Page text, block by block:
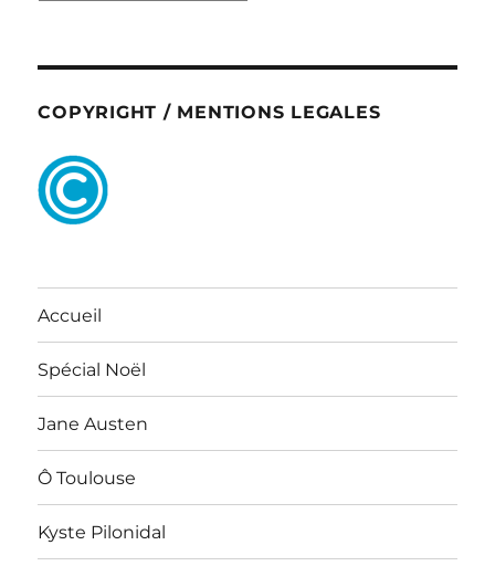
COPYRIGHT / MENTIONS LEGALES
Accueil
Spécial Noël
Jane Austen
Ô Toulouse
Kyste Pilonidal